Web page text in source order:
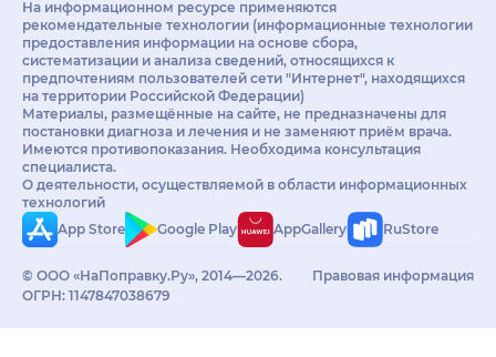
На информационном ресурсе применяются
рекомендательные технологии (информационные технологии
предоставления информации на основе сбора,
систематизации и анализа сведений, относящихся к
предпочтениям пользователей сети "Интернет", находящихся
на территории Российской Федерации)
Материалы, размещённые на сайте, не предназначены для
постановки диагноза и лечения и не заменяют приём врача.
Имеются противопоказания. Необходима консультация
специалиста.
О деятельности, осуществляемой в области информационных
технологий
App Store
Google Play AppGallery RuStore
© ООО «НаПоправку.Ру», 2014—2026.
ОГРН: 1147847038679
Правовая информация